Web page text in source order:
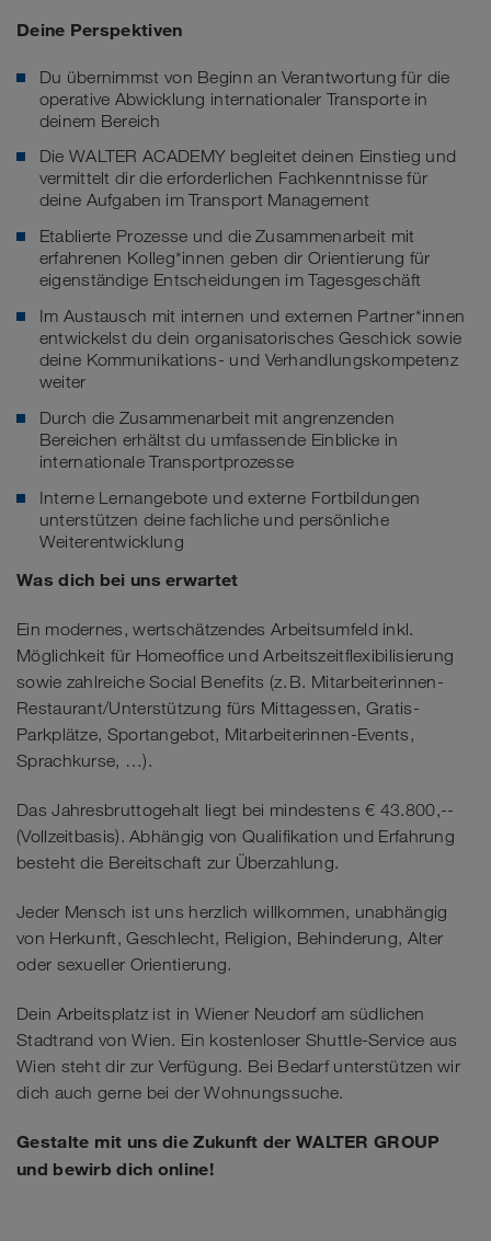
Deine Perspektiven
Du übernimmst von Beginn an Verantwortung für die
operative Abwicklung internationaler Transporte in
deinem Bereich
Die WALTER ACADEMY begleitet deinen Einstieg und
vermittelt dir die erforderlichen Fachkenntnisse für
deine Aufgaben im Transport Management
Etablierte Prozesse und die Zusammenarbeit mit
erfahrenen Kolleg*innen geben dir Orientierung für
eigenständige Entscheidungen im Tagesgeschäft
Im Austausch mit internen und externen Partner*innen
entwickelst du dein organisatorisches Geschick sowie
deine Kommunikations- und Verhandlungskompetenz
weiter
Durch die Zusammenarbeit mit angrenzenden
Bereichen erhältst du umfassende Einblicke in
internationale Transportprozesse
Interne Lernangebote und externe Fortbildungen
unterstützen deine fachliche und persönliche
Weiterentwicklung
Was dich bei uns erwartet
Ein modernes, wertschätzendes Arbeitsumfeld inkl.
Möglichkeit für Homeoffice und Arbeitszeitflexibilisierung
sowie zahlreiche Social Benefits (z. B. Mitarbeiterinnen-
Restaurant/Unterstützung fürs Mittagessen, Gratis-
Parkplätze, Sportangebot, Mitarbeiterinnen-Events,
Sprachkurse, …).
Das Jahresbruttogehalt liegt bei mindestens € 43.800,--
(Vollzeitbasis). Abhängig von Qualifikation und Erfahrung
besteht die Bereitschaft zur Überzahlung.
Jeder Mensch ist uns herzlich willkommen, unabhängig
von Herkunft, Geschlecht, Religion, Behinderung, Alter
oder sexueller Orientierung.
Dein Arbeitsplatz ist in Wiener Neudorf am südlichen
Stadtrand von Wien. Ein kostenloser Shuttle-Service aus
Wien steht dir zur Verfügung. Bei Bedarf unterstützen wir
dich auch gerne bei der Wohnungssuche.
Gestalte mit uns die Zukunft der WALTER GROUP
und bewirb dich online!